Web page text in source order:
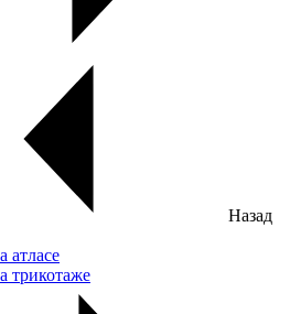
Назад
атласе
трикотаже